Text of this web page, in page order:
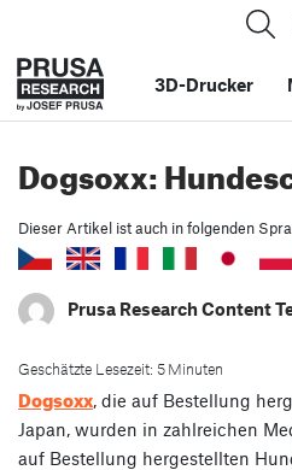
3D-Drucker
Dogsoxx:
Dieser Artikel ist auch in folgenden
Prusa Research Content
Geschätzte Lesezeit: 5 Minuten
Dogsoxx, die auf Bestellung
Japan, wurden in zahlreichen
auf Bestellung hergestellten